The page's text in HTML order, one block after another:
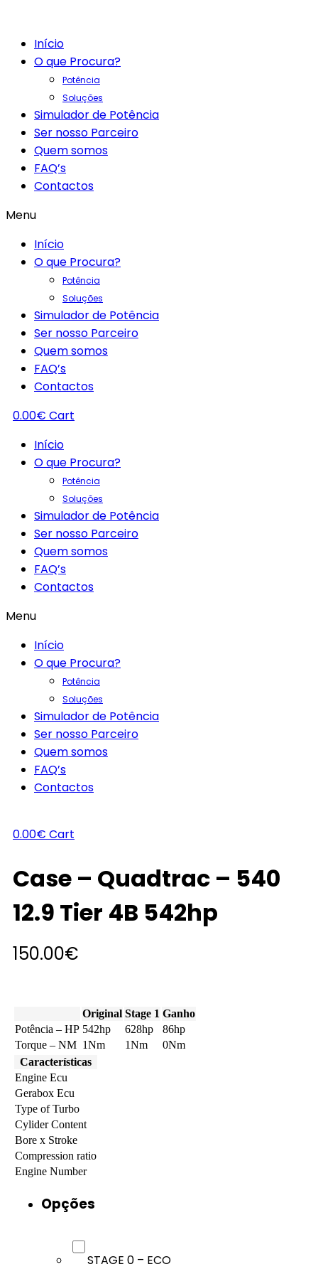
Início
O que Procura?
Potência
Soluções
Simulador de Potência
Ser nosso Parceiro
Quem somos
FAQ’s
Contactos
Menu
Início
O que Procura?
Potência
Soluções
Simulador de Potência
Ser nosso Parceiro
Quem somos
FAQ’s
Contactos
0.00€ Cart
Início
O que Procura?
Potência
Soluções
Simulador de Potência
Ser nosso Parceiro
Quem somos
FAQ’s
Contactos
Menu
Início
O que Procura?
Potência
Soluções
Simulador de Potência
Ser nosso Parceiro
Quem somos
FAQ’s
Contactos
0.00€ Cart
Case – Quadtrac – 540
12.9 Tier 4B 542hp
150.00€
Original Stage 1 Ganho
Potência – HP 542hp 628hp
86hp
Torque – NM 1Nm 1Nm
0Nm
Características
Engine Ecu
Gerabox Ecu
Type of Turbo
Cylider Content
Bore x Stroke
Compression ratio
Engine Number
Opções
STAGE 0 – ECO